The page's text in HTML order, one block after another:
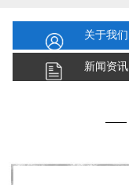
关于我们
新闻资讯